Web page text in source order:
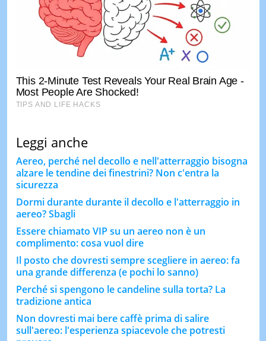
Leggi anche
Aereo, perché nel decollo e nell'atterraggio bisogna
alzare le tendine dei finestrini? Non c'entra la
sicurezza
Dormi durante durante il decollo e l'atterraggio in
aereo? Sbagli
Essere chiamato VIP su un aereo non è un
complimento: cosa vuol dire
Il posto che dovresti sempre scegliere in aereo: fa
una grande differenza (e pochi lo sanno)
Perché si spengono le candeline sulla torta? La
tradizione antica
Non dovresti mai bere caffè prima di salire
sull'aereo: l'esperienza spiacevole che potresti